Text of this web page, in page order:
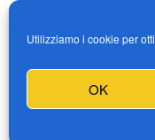
Utilizziamo i cookie per
OK